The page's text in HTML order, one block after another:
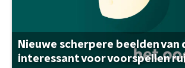
Nieuwe scherpere beelden van
interessant voor voorspellen